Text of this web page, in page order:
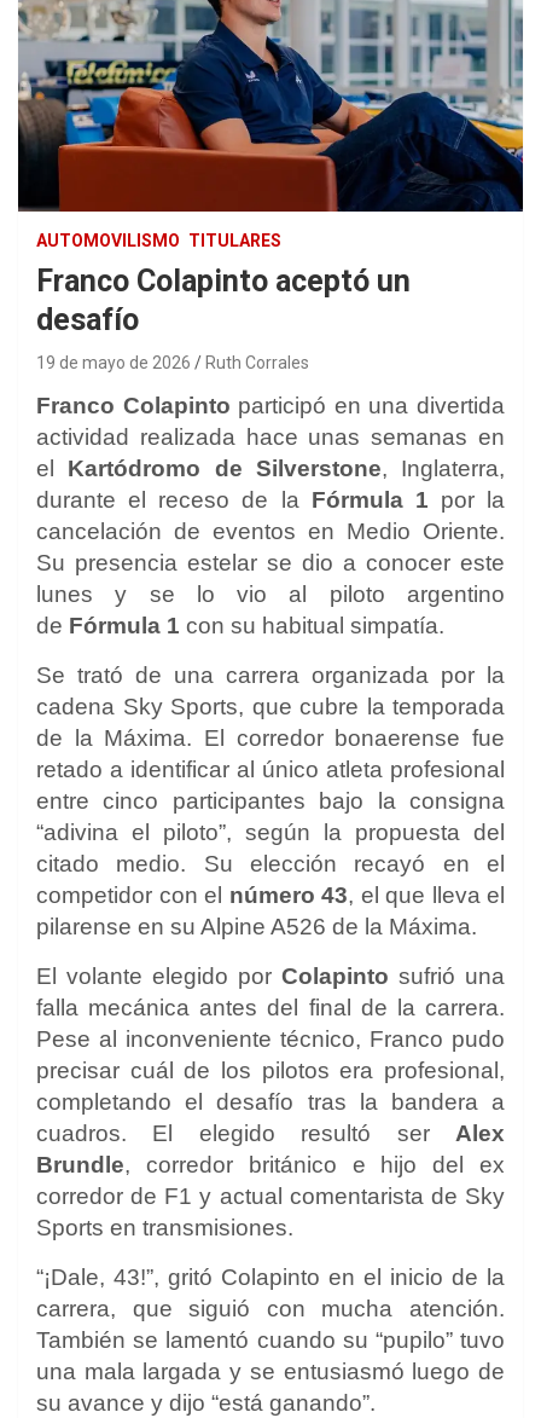
AUTOMOVILISMO TITULARES
Franco Colapinto aceptó un
desafío
19 de mayo de 2026 Ruth Corrales
Franco Colapinto participó en una divertida
actividad realizada hace unas semanas en
el Kartódromo de Silverstone, Inglaterra,
durante el receso de la Fórmula 1 por la
cancelación de eventos en Medio Oriente.
Su presencia estelar se dio a conocer este
lunes y se lo vio al piloto argentino
de Fórmula 1 con su habitual simpatía.
Se trató de una carrera organizada por la
cadena Sky Sports, que cubre la temporada
de la Máxima. El corredor bonaerense fue
retado a identificar al único atleta profesional
entre cinco participantes bajo la consigna
“adivina el piloto”, según la propuesta del
citado medio. Su elección recayó en el
competidor con el número 43, el que lleva el
pilarense en su Alpine A526 de la Máxima.
El volante elegido por Colapinto sufrió una
falla mecánica antes del final de la carrera.
Pese al inconveniente técnico, Franco pudo
precisar cuál de los pilotos era profesional,
completando el desafío tras la bandera a
cuadros. El elegido resultó ser Alex
Brundle, corredor británico e hijo del ex
corredor de F1 y actual comentarista de Sky
Sports en transmisiones.
“¡Dale, 43!”, gritó Colapinto en el inicio de la
carrera, que siguió con mucha atención.
También se lamentó cuando su “pupilo” tuvo
una mala largada y se entusiasmó luego de
su avance y dijo “está ganando”.